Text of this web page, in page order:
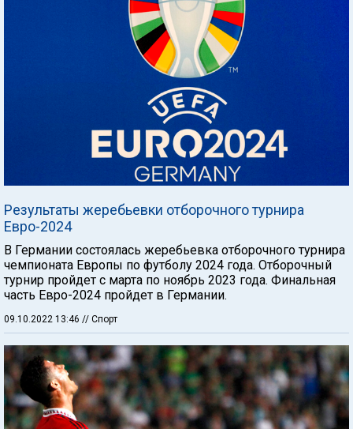
Результаты жеребьевки отборочного турнира
Евро-2024
В Германии состоялась жеребьевка отборочного турнира
чемпионата Европы по футболу 2024 года. Отборочный
турнир пройдет с марта по ноябрь 2023 года. Финальная
часть Евро-2024 пройдет в Германии.
09.10.2022 13:46 // Спорт